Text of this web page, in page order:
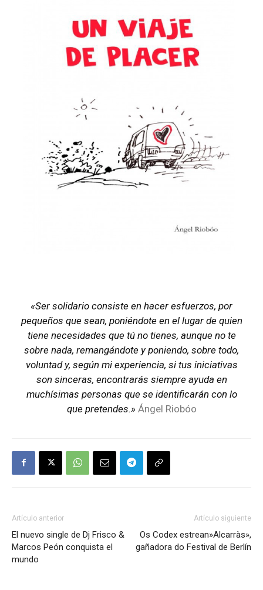
«Ser solidario consiste en hacer esfuerzos, por
pequeños que sean, poniéndote en el lugar de quien
tiene necesidades que tú no tienes, aunque no te
sobre nada, remangándote y poniendo, sobre todo,
voluntad y, según mi experiencia, si tus iniciativas
son sinceras, encontrarás siempre ayuda en
muchísimas personas que se identificarán con lo
que pretendes.» Ángel Riobóo
Artículo anterior
El nuevo single de Dj Frisco &
Marcos Peón conquista el
mundo
Artículo siguiente
Os Codex estrean»Alcarràs»,
gañadora do Festival de Berlín